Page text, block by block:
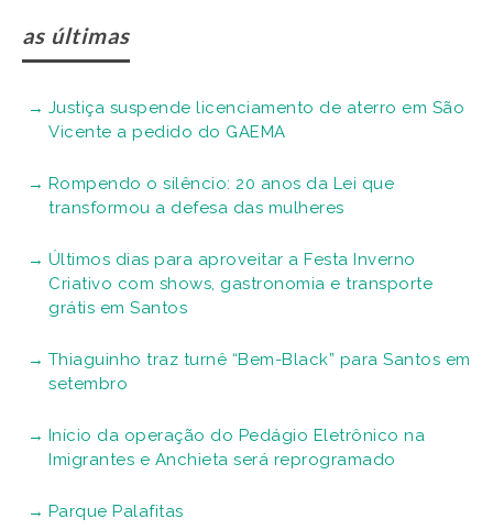
as últimas
Justiça suspende licenciamento de aterro em São
Vicente a pedido do GAEMA
Rompendo o silêncio: 20 anos da Lei que
transformou a defesa das mulheres
Últimos dias para aproveitar a Festa Inverno
Criativo com shows, gastronomia e transporte
grátis em Santos
Thiaguinho traz turnê “Bem-Black” para Santos em
setembro
Início da operação do Pedágio Eletrônico na
Imigrantes e Anchieta será reprogramado
Parque Palafitas